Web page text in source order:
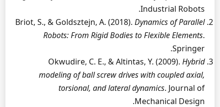
Industrial Robots.
Briot, S., & Goldsztejn, A. (2018). Dynamics of Parallel
Robots: From Rigid Bodies to Flexible Elements.
Springer.
Okwudire, C. E., & Altintas, Y. (2009). Hybrid
modeling of ball screw drives with coupled axial,
torsional, and lateral dynamics. Journal of
Mechanical Design.